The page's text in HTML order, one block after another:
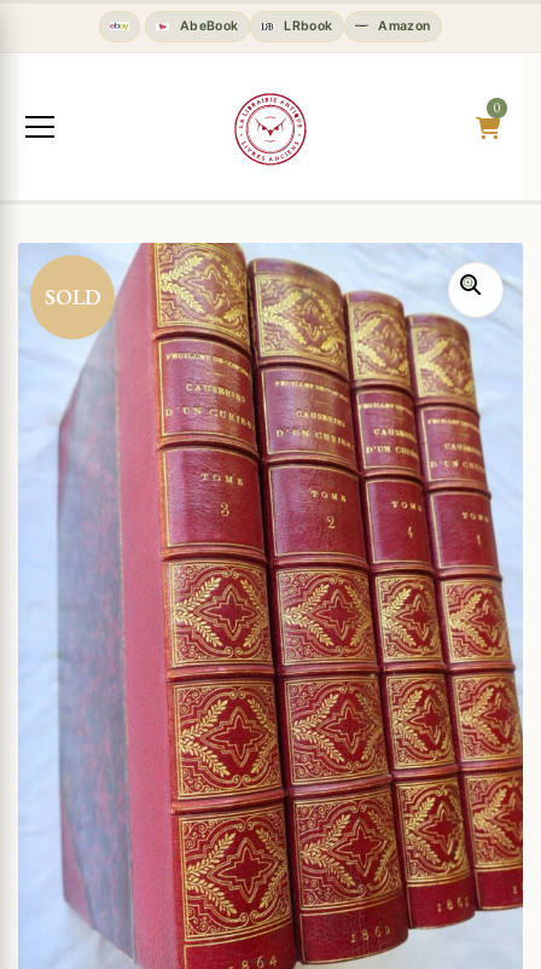
AbeBook LRbook Amazon
0
SOLD